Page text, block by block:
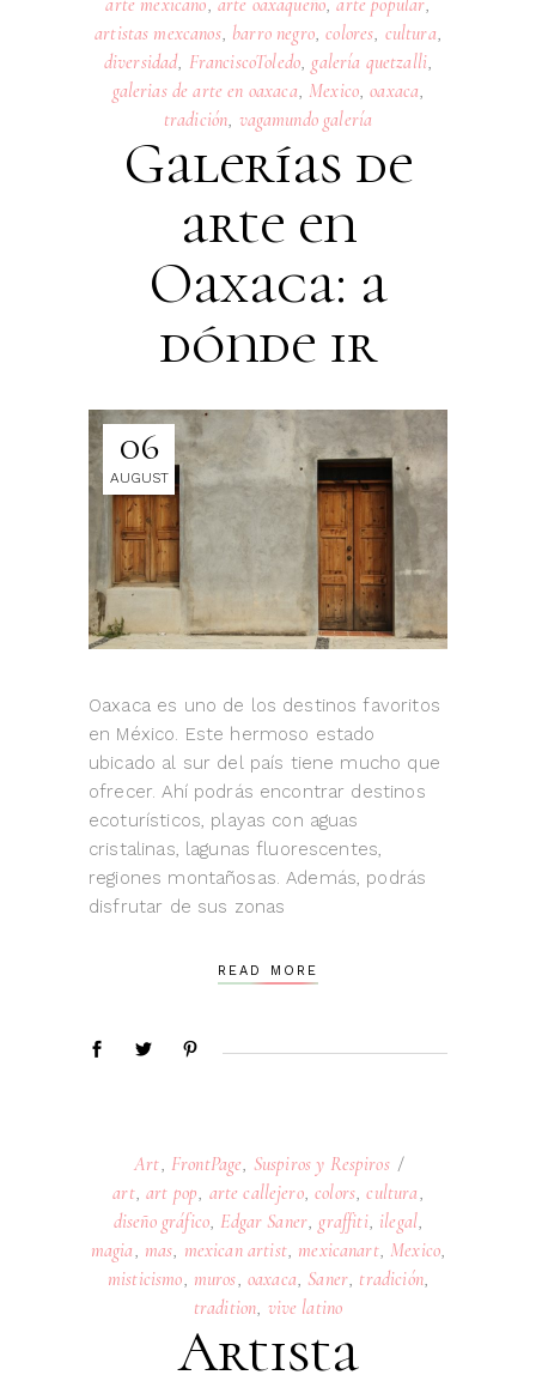
arte mexicano arte oaxaqueño arte popular
artistas mexcanos, barro negro,colores, cultura,
diversidad, FranciscoToledo, galería quetzalli,
galerias de arte en oaxaca, Mexico,oaxaca,
tradición, vagamundo galería
Galerías de
arte en
Oaxaca: a
dónde ir
06
AUGUST
Oaxaca es uno de los destinos favoritos
en México. Este hermoso estado
ubicado al sur del país tiene mucho que
ofrecer. Ahí podrás encontrar destinos
ecoturísticos, playas con aguas
cristalinas, lagunas fluorescentes,
regiones montañosas. Además, podrás
disfrutar de sus zonas
READ MORE
Art, FrontPage, Suspiros y Respiros
art,art pop, arte callejero,colors,cultura,
diseño gráfico, Edgar Saner, graffiti, ilegal,
magia, mas, mexican artist, mexicanart, Mexico,
misticismo, muros, oaxaca,Saner, tradición,
tradition, vive latino
Artista